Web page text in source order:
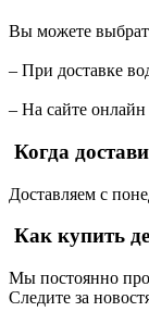
Вы можете
– При доставке
– На сайте
Когда
Доставляем с
Как купить
Мы постоянно
Следите за